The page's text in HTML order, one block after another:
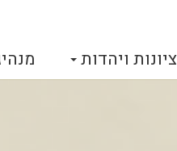
ציונות ויהדות